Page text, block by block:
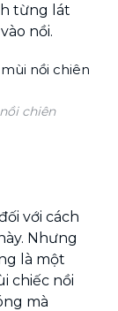
từng lát
nồi.
chiên
với cách
Nhưng
là một
chiếc nồi
mà